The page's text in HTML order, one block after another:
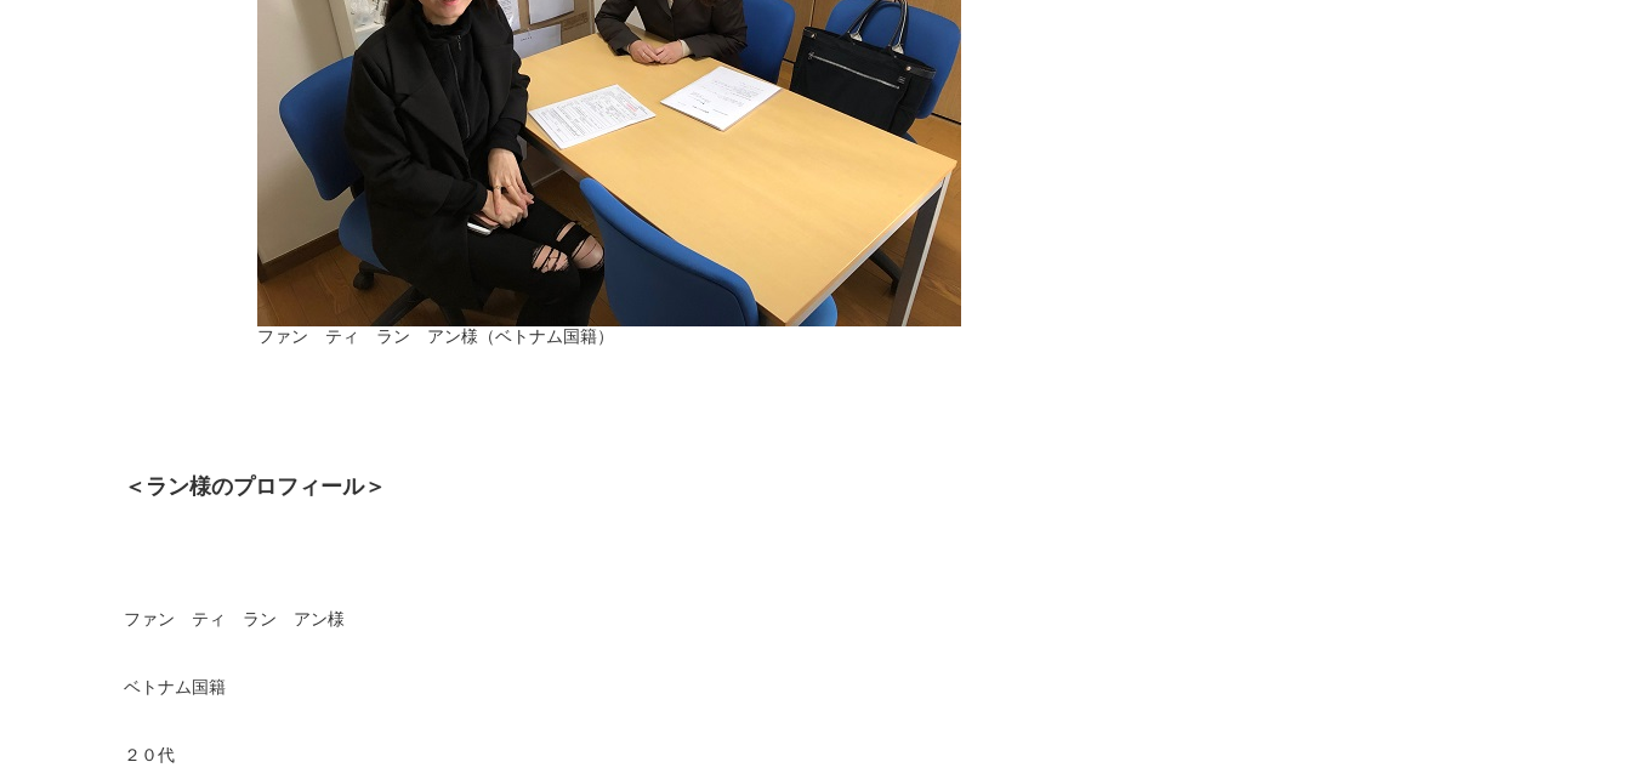
ファン ティ ラン アン様（ベトナム国籍）
＜ラン様のプロフィール＞
ファン ティ ラン アン様
ベトナム国籍
２０代